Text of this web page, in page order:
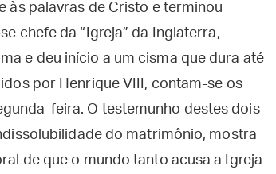
às palavras de Cristo e terminou
chefe da “Igreja” da Inglaterra,
e deu início a um cisma que dura até
por Henrique VIII, contam-se os
feira. O testemunho destes dois
do matrimônio, mostra
de que o mundo tanto acusa a Igreja